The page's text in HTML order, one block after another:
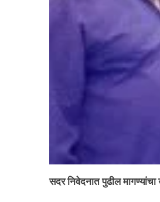
सदर निवेदनात पुढील